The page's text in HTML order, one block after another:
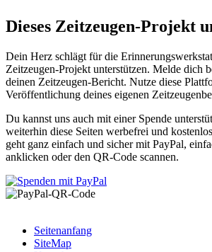
Dieses Zeitzeugen-Projekt
Dein Herz schlägt für die
Zeitzeugen-Projekt unterstützen. Melde dich
deinen Zeitzeugen-Bericht. Nutze diese
Veröffentlichung deines eigenen
Du kannst uns auch mit einer Spende
weiterhin diese Seiten werbefrei und
geht ganz einfach und sicher mit PayPal,
anklicken oder den QR-Code scannen.
Seitenanfang
SiteMap